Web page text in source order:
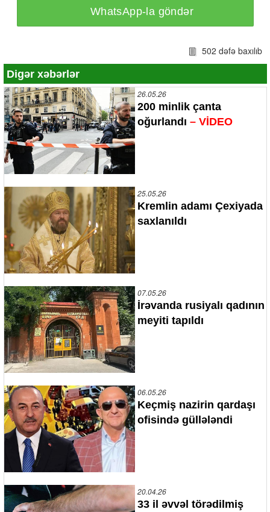
WhatsApp-la göndər
502 dəfə baxılıb
Digər xəbərlər
26.05.26
200 minlik çanta
oğurlandı – VİDEO
25.05.26
Kremlin adamı Çexiyada
saxlanıldı
07.05.26
İrəvanda rusiyalı qadının
meyiti tapıldı
06.05.26
Keçmiş nazirin qardaşı
ofisində güllələndi
20.04.26
33 il əvvəl törədilmiş